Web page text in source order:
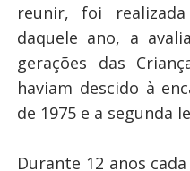
reunir, foi
daquele ano, a
gerações das
haviam descido à
de 1975 e a segunda
Durante 12 anos